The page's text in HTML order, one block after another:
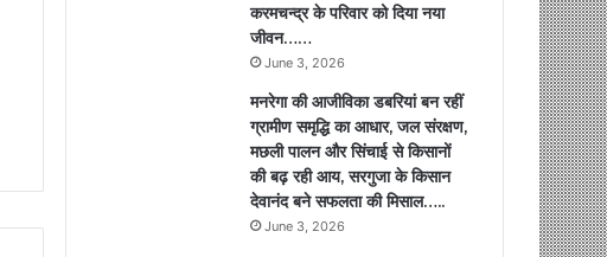
करमचन्द्र के परिवार को दिया नया
जीवन……
June 3, 2026
मनरेगा की आजीविका डबरियां बन रहीं
ग्रामीण समृद्धि का आधार, जल संरक्षण,
मछली पालन और सिंचाई से किसानों
की बढ़ रही आय, सरगुजा के किसान
देवानंद बने सफलता की मिसाल…..
June 3, 2026